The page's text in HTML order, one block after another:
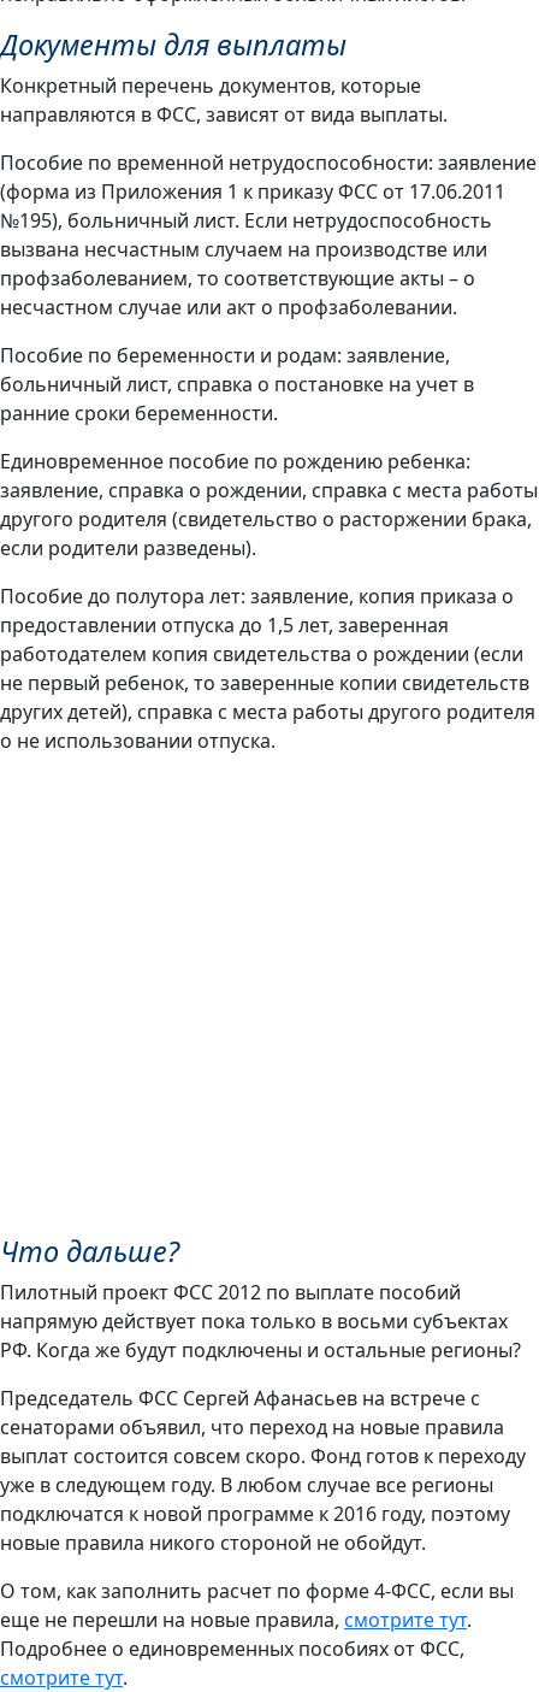
Документы для выплаты
Конкретный перечень документов, которые
направляются в ФСС, зависят от вида выплаты.
Пособие по временной нетрудоспособности: заявление
(форма из Приложения 1 к приказу ФСС от 17.06.2011
№195), больничный лист. Если нетрудоспособность
вызвана несчастным случаем на производстве или
профзаболеванием, то соответствующие акты – о
несчастном случае или акт о профзаболевании.
Пособие по беременности и родам: заявление,
больничный лист, справка о постановке на учет в
ранние сроки беременности.
Единовременное пособие по рождению ребенка:
заявление, справка о рождении, справка с места работы
другого родителя (свидетельство о расторжении брака,
если родители разведены).
Пособие до полутора лет: заявление, копия приказа о
предоставлении отпуска до 1,5 лет, заверенная
работодателем копия свидетельства о рождении (если
не первый ребенок, то заверенные копии свидетельств
других детей), справка с места работы другого родителя
о не использовании отпуска.
Что дальше?
Пилотный проект ФСС 2012 по выплате пособий
напрямую действует пока только в восьми субъектах
РФ. Когда же будут подключены и остальные регионы?
Председатель ФСС Сергей Афанасьев на встрече с
сенаторами объявил, что переход на новые правила
выплат состоится совсем скоро. Фонд готов к переходу
уже в следующем году. В любом случае все регионы
подключатся к новой программе к 2016 году, поэтому
новые правила никого стороной не обойдут.
О том, как заполнить расчет по форме 4-ФСС, если вы
еще не перешли на новые правила, смотрите тут.
Подробнее о единовременных пособиях от ФСС,
смотрите тут.